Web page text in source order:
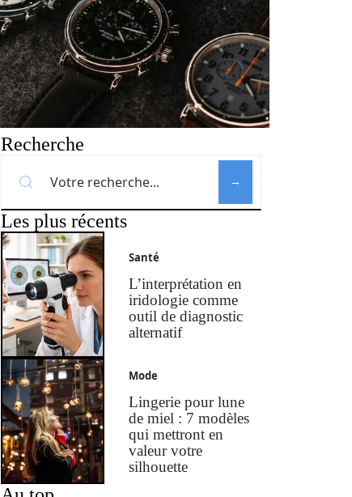
Recherche
Les plus récents
Santé
L’interprétation en
iridologie comme
outil de diagnostic
alternatif
Mode
Lingerie pour lune
de miel : 7 modèles
qui mettront en
valeur votre
silhouette